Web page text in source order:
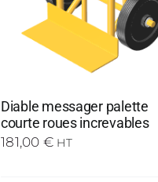
Diable messager palette
courte roues increvables
181,00 € HT